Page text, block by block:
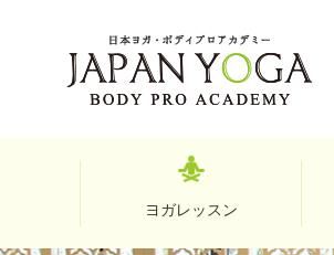
ヨガレッスン